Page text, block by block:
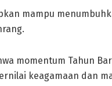
mampu
momentum Tahun
keagamaan dan